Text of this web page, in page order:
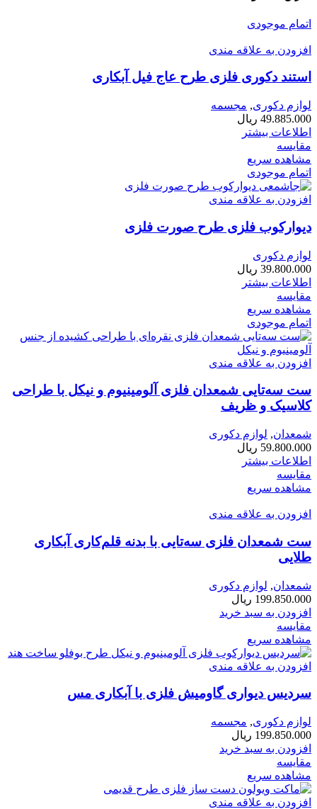
اتمام موجودی
افزودن به علاقه مندی
استند دکوری فلزی طرح عاج فیل آبکاری
لوازم دکوری, مجسمه
49.885.000 ریال
اطلاعات بیشتر
مقایسه
مشاهده سریع
اتمام موجودی
افزودن به علاقه مندی
دیوارکوب فلزی طرح صورت فلزی
لوازم دکوری
39.800.000 ریال
اطلاعات بیشتر
مقایسه
مشاهده سریع
اتمام موجودی
افزودن به علاقه مندی
ست سه‌تایی شمعدان فلزی آلومینیوم و نیکل با طراحی
کلاسیک و ظریف
شمعدان, لوازم دکوری
59.800.000 ریال
اطلاعات بیشتر
مقایسه
مشاهده سریع
افزودن به علاقه مندی
ست شمعدان فلزی سه‌تایی با بدنه قلم‌کاری آبکاری
طلایی
شمعدان, لوازم دکوری
199.850.000 ریال
افزودن به سبد خرید
مقایسه
مشاهده سریع
افزودن به علاقه مندی
سردیس دیواری گاومیش فلزی با آبکاری مس
لوازم دکوری, مجسمه
199.850.000 ریال
افزودن به سبد خرید
مقایسه
مشاهده سریع
افزودن به علاقه مندی